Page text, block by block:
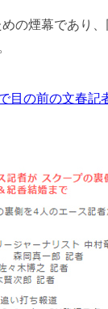
の煙幕であり
目の前の文春記